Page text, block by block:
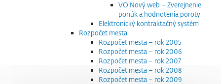
VO Nový web – Zverejnenie
ponúk a hodnotenia poroty
Elektronický kontraktačný systém
Rozpočet mesta
Rozpočet mesta – rok 2005
Rozpočet mesta – rok 2006
Rozpočet mesta – rok 2007
Rozpočet mesta – rok 2008
Rozpočet mesta – rok 2009